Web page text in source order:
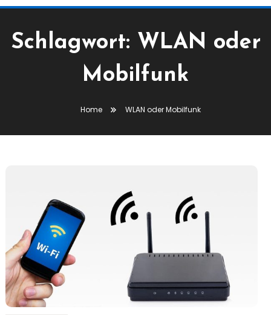
Schlagwort: WLAN oder
Mobilfunk
Home WLAN oder Mobilfunk